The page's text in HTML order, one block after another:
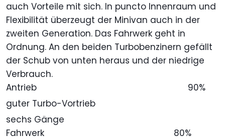
auch Vorteile mit sich. In puncto Innenraum und
Flexibilität überzeugt der Minivan auch in der
zweiten Generation. Das Fahrwerk geht in
Ordnung. An den beiden Turbobenzinern gefällt
der Schub von unten heraus und der niedrige
Verbrauch.
Antrieb
90%
guter Turbo-Vortrieb
sechs Gänge
Fahrwerk
80%